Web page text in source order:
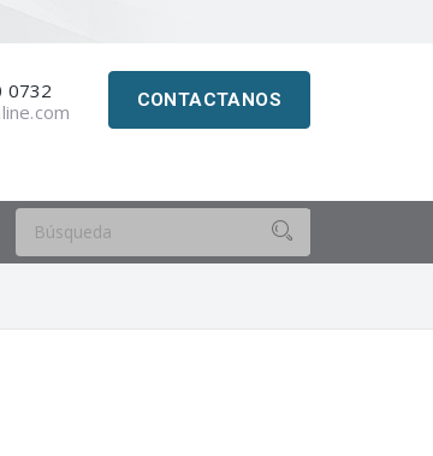
CONTACTANOS
0732